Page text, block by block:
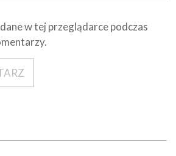
w tej przeglądarce podczas